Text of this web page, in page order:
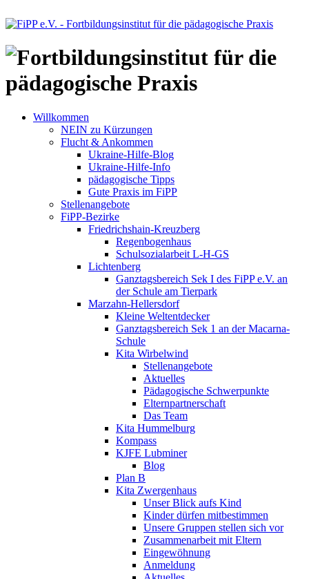
Willkommen
NEIN zu Kürzungen
Flucht & Ankommen
Ukraine-Hilfe-Blog
Ukraine-Hilfe-Info
pädagogische Tipps
Gute Praxis im FiPP
Stellenangebote
FiPP-Bezirke
Friedrichshain-Kreuzberg
Regenbogenhaus
Schulsozialarbeit L-H-GS
Lichtenberg
Ganztagsbereich Sek I des FiPP e.V. an
der Schule am Tierpark
Marzahn-Hellersdorf
Kleine Weltentdecker
Ganztagsbereich Sek 1 an der Macarna-
Schule
Kita Wirbelwind
Stellenangebote
Aktuelles
Pädagogische Schwerpunkte
Elternpartnerschaft
Das Team
Kita Hummelburg
Kompass
KJFE Lubminer
Blog
Plan B
Kita Zwergenhaus
Unser Blick aufs Kind
Kinder dürfen mitbestimmen
Unsere Gruppen stellen sich vor
Zusammenarbeit mit Eltern
Eingewöhnung
Anmeldung